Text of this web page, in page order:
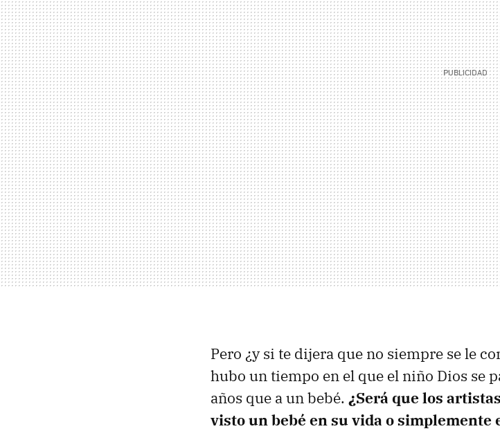
Pero ¿y si te dijera que no siempre se le
hubo un tiempo en el que el niño Dios se
años que a un bebé. ¿Será que los
visto un bebé en su vida o simplemente